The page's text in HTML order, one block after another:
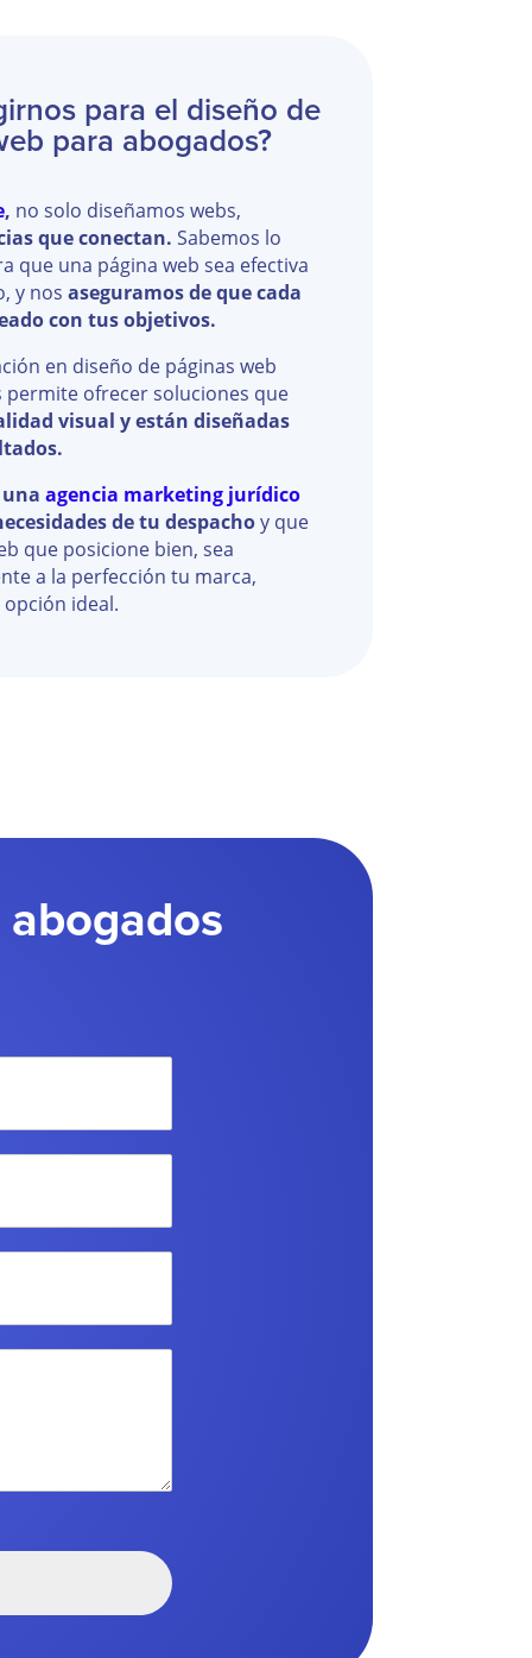
para el diseño de
para abogados?
, no solo diseñamos webs,
que conectan. Sabemos lo
que una página web sea efectiva
y nosaseguramos de que cada
con tus objetivos.
en diseño de páginas web
permite ofrecer soluciones que
visual y están diseñadas
unaagencia marketing jurídico
de tu despachoy que
que posicione bien, sea
a la perfección tu marca,
ideal.